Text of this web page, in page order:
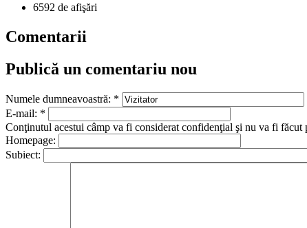
6592 de afişări
Comentarii
Publică un comentariu nou
Numele dumneavoastră: *
E-mail: *
Conţinutul acestui câmp va fi considerat confidenţial şi nu va fi făcut
Homepage:
Subiect: